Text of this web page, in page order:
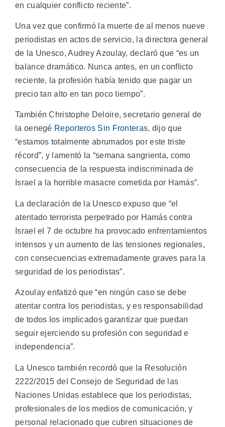
en cualquier conflicto reciente”.
Una vez que confirmó la muerte de al menos nueve
periodistas en actos de servicio, la directora general
de la Unesco, Audrey Azoulay, declaró que “es un
balance dramático. Nunca antes, en un conflicto
reciente, la profesión había tenido que pagar un
precio tan alto en tan poco tiempo”.
También Christophe Deloire, secretario general de
la oenegé Reporteros Sin Fronteras, dijo que
“estamos totalmente abrumados por este triste
récord”, y lamentó la “semana sangrienta, como
consecuencia de la respuesta indiscriminada de
Israel a la horrible masacre cometida por Hamás”.
La declaración de la Unesco expuso que “el
atentado terrorista perpetrado por Hamás contra
Israel el 7 de octubre ha provocado enfrentamientos
intensos y un aumento de las tensiones regionales,
con consecuencias extremadamente graves para la
seguridad de los periodistas”.
Azoulay enfatizó que “en ningún caso se debe
atentar contra los periodistas, y es responsabilidad
de todos los implicados garantizar que puedan
seguir ejerciendo su profesión con seguridad e
independencia”.
La Unesco también recordó que la Resolución
2222/2015 del Consejo de Seguridad de las
Naciones Unidas establece que los periodistas,
profesionales de los medios de comunicación, y
personal relacionado que cubren situaciones de